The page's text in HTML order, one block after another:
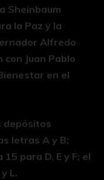
Sheinbaum
la Paz y la
Alfredo
Juan Pablo
en el
depósitos
letras A y B;
para D, E y F; el
L.